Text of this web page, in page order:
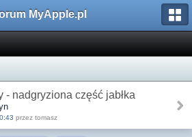
MyApple.pl
- nadgryziona część jabłka
przez tomasz